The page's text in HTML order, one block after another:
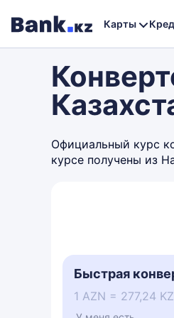
Карты
Официальный курс
курсе получены из
Быстрая
1 AZN = 277,24